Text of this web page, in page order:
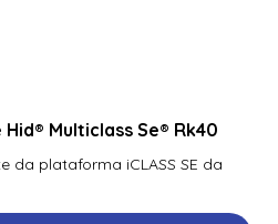
Multiclass Se® Rk40
da plataforma iCLASS SE da